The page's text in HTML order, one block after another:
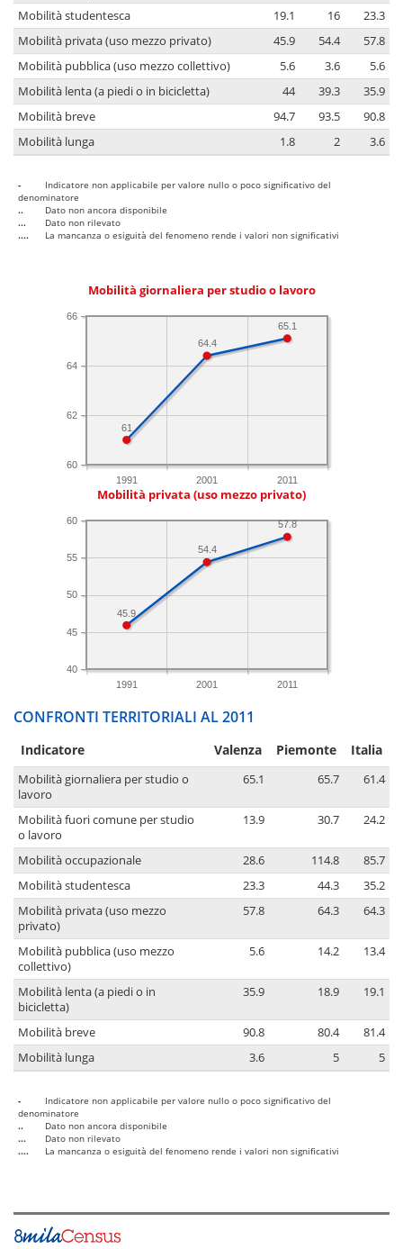
Mobilità studentesca
19.1 16
23.3
Mobilità privata (uso mezzo privato)
45.9 54.4
57.8
Mobilità pubblica (uso mezzo collettivo)
5.6 3.6
5.6
Mobilità lenta (a piedi o in bicicletta)
44 39.3
35.9
Mobilità breve
94.7 93.5
90.8
Mobilità lunga
1.8 2 3.6
-
Indicatore non applicabile per valore nullo o poco significativo del
denominatore
..
Dato non ancora disponibile
...
Dato non rilevato
....
La mancanza o esiguità del fenomeno rende i valori non significativi
Mobilità giornaliera per studio o lavoro
1991 2001 2011
60
62
64
66
65.1
64.4
61
Mobilità privata (uso mezzo privato)
1991 2001 2011
40
45
50
55
60 57.8
54.4
45.9
CONFRONTI TERRITORIALI AL 2011
Indicatore Valenza Piemonte Italia
Mobilità giornaliera per studio o
lavoro
65.1 65.7 61.4
Mobilità fuori comune per studio
o lavoro
13.9 30.7 24.2
Mobilità occupazionale 28.6 114.8
85.7
Mobilità studentesca
23.3 44.3
35.2
Mobilità privata (uso mezzo
privato)
57.8 64.3 64.3
Mobilità pubblica (uso mezzo
collettivo)
5.6 14.2 13.4
Mobilità lenta (a piedi o in
bicicletta)
35.9 18.9 19.1
Mobilità breve 90.8 80.4
81.4
Mobilità lunga
3.6 5 5
-
Indicatore non applicabile per valore nullo o poco significativo del
denominatore
..
Dato non ancora disponibile
...
Dato non rilevato
....
La mancanza o esiguità del fenomeno rende i valori non significativi